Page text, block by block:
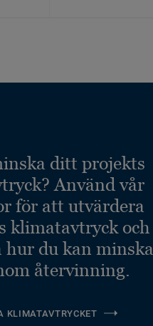
ditt projekts
Använd vår
för att utvärdera
klimatavtryck och
hur du kan minska
återvinning.
KLIMATAVTRYCKET